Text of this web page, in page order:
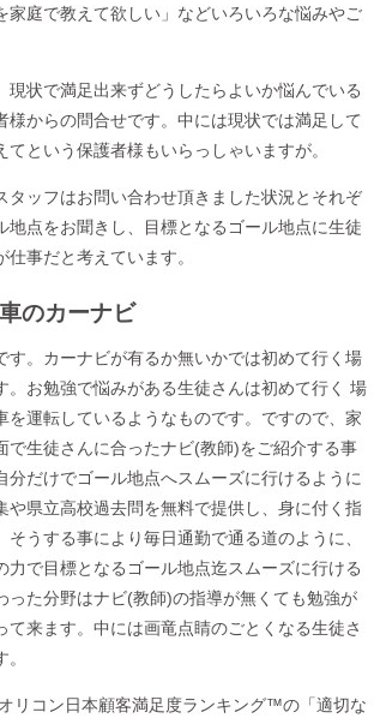
家庭で教えて欲しい」などいろいろな悩みやご
現状で満足出来ずどうしたらよいか悩んでいる
様からの問合せです。中には現状では満足して
てという保護者様もいらっしゃいますが。
タッフはお問い合わせ頂きました状況とそれぞ
地点をお聞きし、目標となるゴール地点に生徒
事だと考えています。
のカーナビ
す。カーナビが有るか無いかでは初めて行く場
。お勉強で悩みがある生徒さんは初めて行く 場
を運転しているようなものです。ですので、家
で生徒さんに合ったナビ(教師)をご紹介する事
分だけでゴール地点へスムーズに行けるように
や県立高校過去問を無料で提供し、身に付く指
うする事により毎日通勤で通る道のように、
力で目標となるゴール地点迄スムーズに行ける
った分野はナビ(教師)の指導が無くても勉強が
て来ます。中には画竜点睛のごとくなる生徒さ
リコン日本顧客満足度ランキング™の「適切な